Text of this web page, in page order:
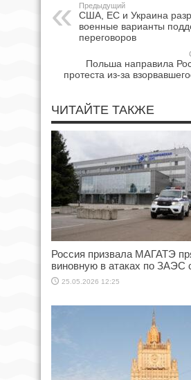
Предыдущий
США, ЕС и Украина
военные варианты
переговоров
Польша направила
протеста из-за
ЧИТАЙТЕ ТАКЖЕ
Россия призвала МАГАТЭ
виновную в атаках по ЗАЭС
25.05.2026 12:25